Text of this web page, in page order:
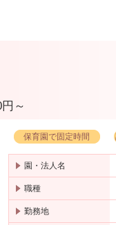
～
保育園で固定時間
園・法人名
職種
勤務地